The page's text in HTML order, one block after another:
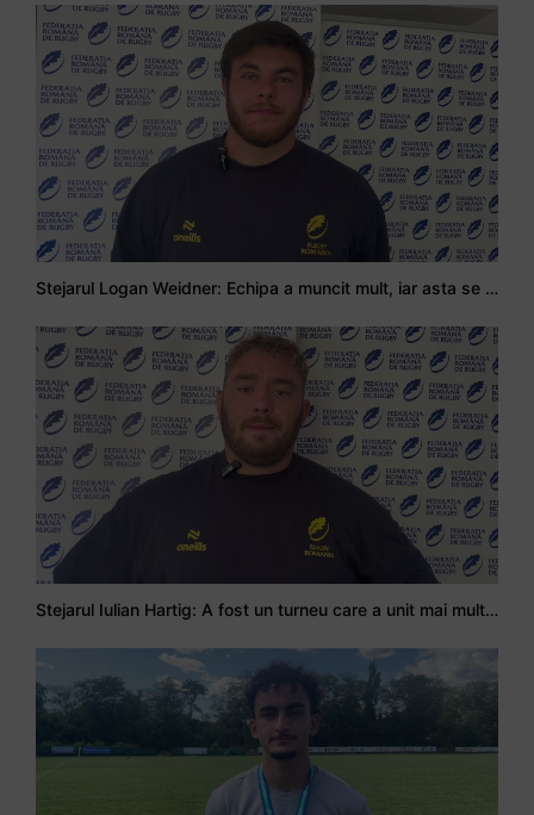
Stejarul Logan Weidner: Echipa a muncit mult, iar asta se va vedea în meciurile de la Nations Cup
Stejarul Iulian Hartig: A fost un turneu care a unit mai mult echipa